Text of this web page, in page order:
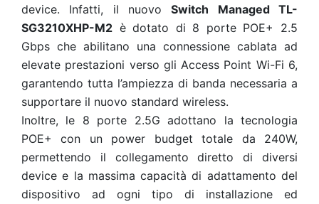
device. Infatti, il nuovoSwitch Managed TL-
SG3210XHP-M2 è dotato di 8 porte POE+ 2.5
Gbps che abilitano una connessione cablata ad
elevate prestazioni verso gli Access Point Wi-Fi 6,
garantendo tutta l’ampiezza di banda necessaria a
supportare il nuovo standard wireless.
Inoltre, le 8 porte 2.5G adottano la tecnologia
POE+ con un power budget totale da 240W,
permettendo il collegamento diretto di diversi
device e la massima capacità di adattamento del
dispositivo ad ogni tipo di installazione ed